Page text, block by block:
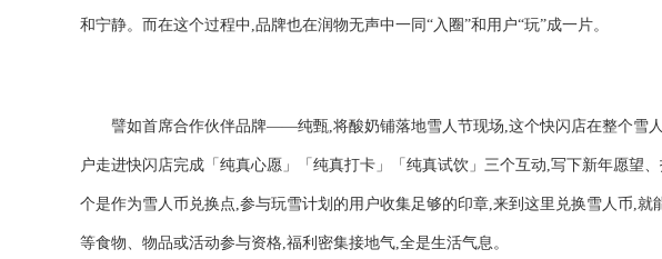
和宁静。而在这个过程中,品牌也在润物无声中一同“入圈”和用户“玩”成一片。
譬如首席合作伙伴品牌——纯甄,将酸奶铺落地雪人节现场,这个快闪店在整个雪
户走进快闪店完成「纯真心愿」「纯真打卡」「纯真试饮」三个互动,写下新年愿望
个是作为雪人币兑换点,参与玩雪计划的用户收集足够的印章,来到这里兑换雪人币,
等食物、物品或活动参与资格,福利密集接地气,全是生活气息。